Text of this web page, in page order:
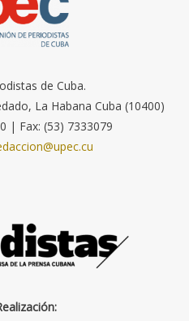
de Cuba.
La Habana Cuba (10400)
| Fax: (53) 7333079